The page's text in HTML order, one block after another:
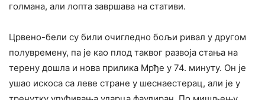
голмана, али лопта завршава на стативи.
Црвено-бели су били очигледно бољи ривал у другом
полувремену, па је као плод таквог развоја стања на
терену дошла и нова прилика Мрђе у 74. минуту. Он је
ушао искоса са леве стране у шеснаестерац, али је у